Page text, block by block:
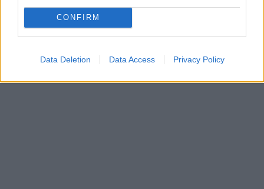
CONFIRM
Data Deletion Data Access Privacy Policy